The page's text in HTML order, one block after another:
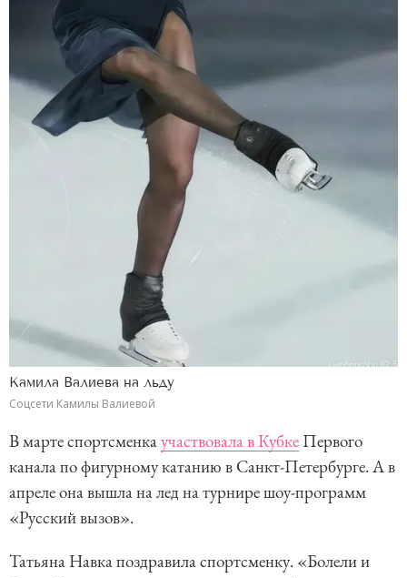
Камила Валиева на льду
Соцсети Камилы Валиевой
В марте спортсменкаучаствовала в Кубке Первого
канала по фигурному катанию в Санкт-Петербурге. А в
апреле она вышла на лед на турнире шоу-программ
«Русский вызов».
Татьяна Навка поздравила спортсменку. «Болели и